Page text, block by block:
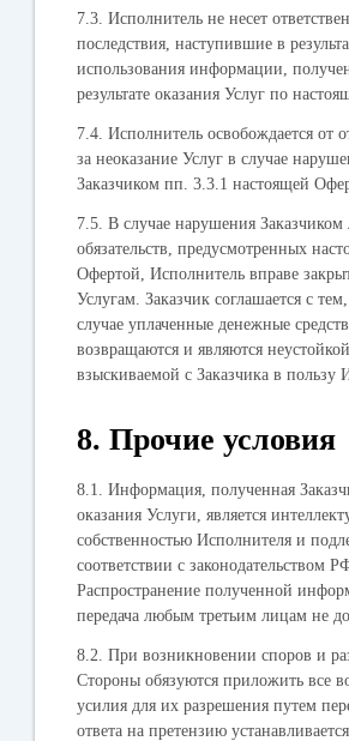
7.3. Исполнитель не несет
последствия, наступившие в
использования информации,
результате оказания Услуг по
7.4. Исполнитель освобождается от
за неоказание Услуг в случае
Заказчиком пп. 3.3.1 настоящей
7.5. В случае нарушения Заказчиком
обязательств, предусмотренных
Офертой, Исполнитель вправе
Услугам. Заказчик соглашается с
случае уплаченные денежные
возвращаются и являются неустойкой,
взыскиваемой с Заказчика в пользу
8. Прочие условия
8.1. Информация, полученная
оказания Услуги, является
собственностью Исполнителя и
соответствии с законодательством
Распространение полученной
передача любым третьим лицам не
8.2. При возникновении споров и
Стороны обязуются приложить все
усилия для их разрешения путем
ответа на претензию